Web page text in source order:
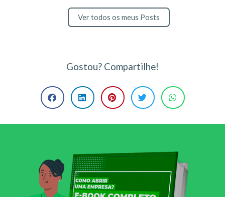
Ver todos os meus Posts
Gostou? Compartilhe!